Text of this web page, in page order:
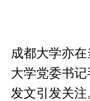
成都大学亦
大学党委书
发文引发关